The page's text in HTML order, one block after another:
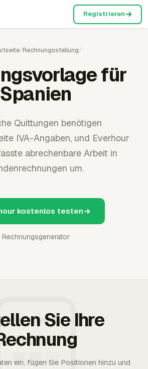
Registrieren
/Rechnungsstellung/
für
Spanien
Quittungen benötigen
IVA-Angaben, und Everhour
abrechenbare Arbeit in
um.
kostenlos testen
Rechnungsgenerator
Sie Ihre
ein, fügen Sie Positionen hinzu und